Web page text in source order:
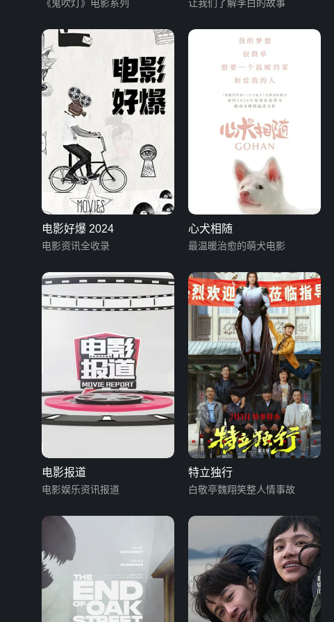
《鬼吹灯》电影系列 让我们了解李白的故事
电影好爆 2024
电影资讯全收录
心犬相随
最温暖治愈的萌犬电影
电影报道
电影娱乐资讯报道
特立独行
白敬亭魏翔笑整人情事故